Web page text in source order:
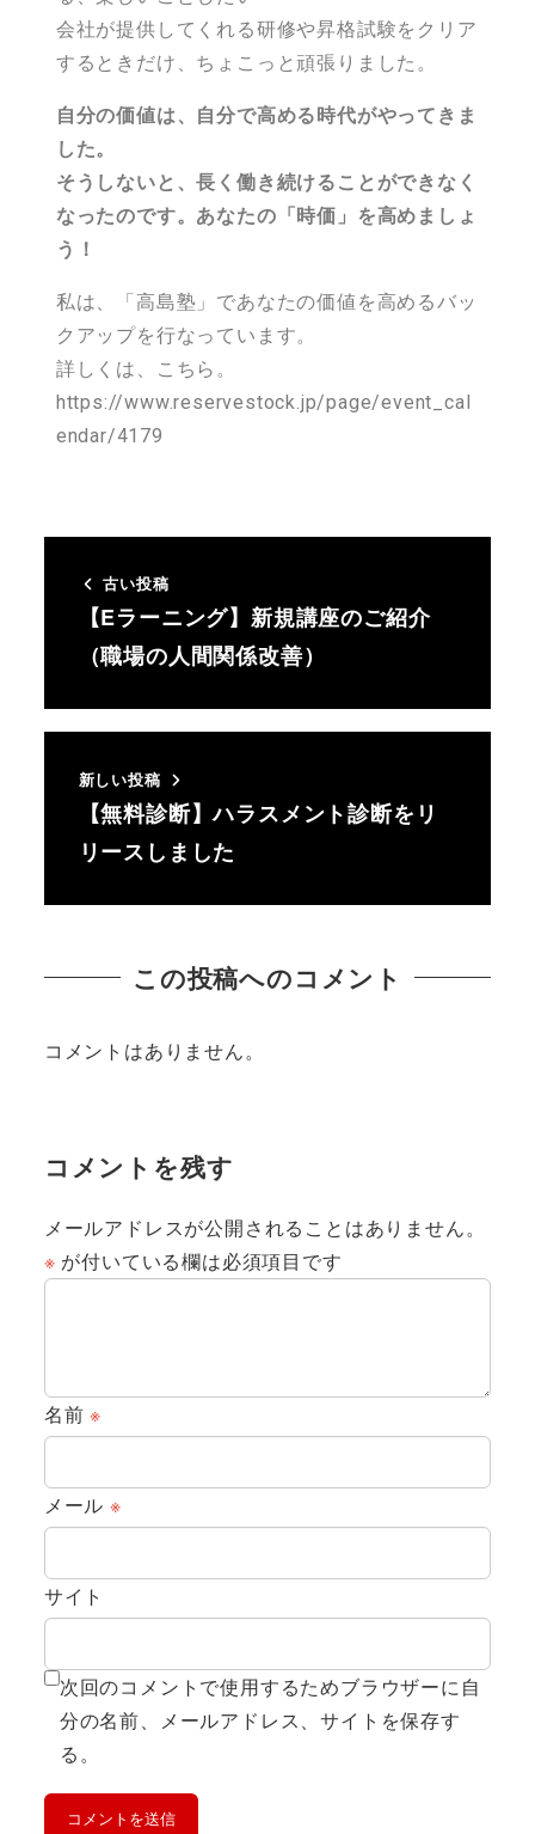
会社が提供してくれる研修や昇格試験をクリア
するときだけ、ちょこっと頑張りました。
自分の価値は、自分で高める時代がやってきま
した。
そうしないと、長く働き続けることができなく
なったのです。あなたの「時価」を高めましょ
う！
私は、「高島塾」であなたの価値を高めるバッ
クアップを行なっています。
詳しくは、こちら。
https://www.reservestock.jp/page/event_cal
endar/4179
古い投稿
【Eラーニング】新規講座のご紹介
（職場の人間関係改善）
新しい投稿
【無料診断】ハラスメント診断をリ
リースしました
この投稿へのコメント
コメントはありません。
コメントを残す
メールアドレスが公開されることはありません。
※ が付いている欄は必須項目です
名前※
メール ※
サイト
次回のコメントで使用するためブラウザーに自
分の名前、メールアドレス、サイトを保存す
る。